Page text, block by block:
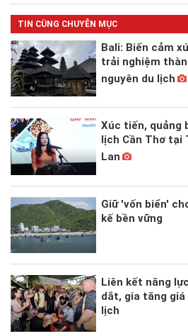
TIN CÙNG CHUYÊN MỤC
Bali: Biến cảm
trải nghiệm
nguyên du lịch
Xúc tiến, quảng
lịch Cần Thơ tại
Lan
Giữ 'vốn biển'
kế bền vững
Liên kết năng
dắt, gia tăng
lịch